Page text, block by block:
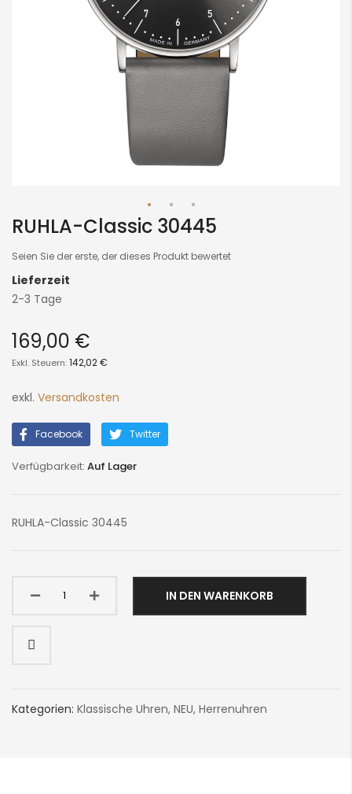
Skip
the
beginning
of
images
gallery
RUHLA-Classic 30445
Seien Sie der erste, der dieses Produkt bewertet
Lieferzeit
2-3 Tage
169,00 €
142,02 €
exkl. Versandkosten
Facebook Twitter
Auf Lager
RUHLA-Classic 30445
IN DEN WARENKORB
Kategorien: Klassische Uhren, NEU, Herrenuhren